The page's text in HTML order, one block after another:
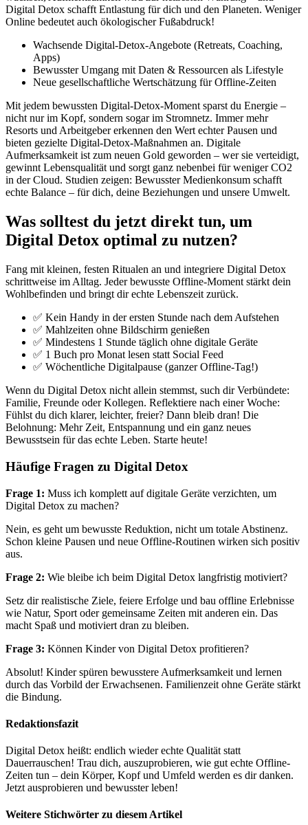
Digital Detox schafft Entlastung für dich und den Planeten. Weniger
Online bedeutet auch ökologischer Fußabdruck!
Wachsende Digital-Detox-Angebote (Retreats, Coaching,
Apps)
Bewusster Umgang mit Daten & Ressourcen als Lifestyle
Neue gesellschaftliche Wertschätzung für Offline-Zeiten
Mit jedem bewussten Digital-Detox-Moment sparst du Energie –
nicht nur im Kopf, sondern sogar im Stromnetz. Immer mehr
Resorts und Arbeitgeber erkennen den Wert echter Pausen und
bieten gezielte Digital-Detox-Maßnahmen an. Digitale
Aufmerksamkeit ist zum neuen Gold geworden – wer sie verteidigt,
gewinnt Lebensqualität und sorgt ganz nebenbei für weniger CO2
in der Cloud. Studien zeigen: Bewusster Medienkonsum schafft
echte Balance – für dich, deine Beziehungen und unsere Umwelt.
Was solltest du jetzt direkt tun, um
Digital Detox optimal zu nutzen?
Fang mit kleinen, festen Ritualen an und integriere Digital Detox
schrittweise im Alltag. Jeder bewusste Offline-Moment stärkt dein
Wohlbefinden und bringt dir echte Lebenszeit zurück.
✅ Kein Handy in der ersten Stunde nach dem Aufstehen
✅ Mahlzeiten ohne Bildschirm genießen
✅ Mindestens 1 Stunde täglich ohne digitale Geräte
✅ 1 Buch pro Monat lesen statt Social Feed
✅ Wöchentliche Digitalpause (ganzer Offline-Tag!)
Wenn du Digital Detox nicht allein stemmst, such dir Verbündete:
Familie, Freunde oder Kollegen. Reflektiere nach einer Woche:
Fühlst du dich klarer, leichter, freier? Dann bleib dran! Die
Belohnung: Mehr Zeit, Entspannung und ein ganz neues
Bewusstsein für das echte Leben. Starte heute!
Häufige Fragen zu Digital Detox
Frage 1: Muss ich komplett auf digitale Geräte verzichten, um
Digital Detox zu machen?
Nein, es geht um bewusste Reduktion, nicht um totale Abstinenz.
Schon kleine Pausen und neue Offline-Routinen wirken sich positiv
aus.
Frage 2: Wie bleibe ich beim Digital Detox langfristig motiviert?
Setz dir realistische Ziele, feiere Erfolge und bau offline Erlebnisse
wie Natur, Sport oder gemeinsame Zeiten mit anderen ein. Das
macht Spaß und motiviert dran zu bleiben.
Frage 3: Können Kinder von Digital Detox profitieren?
Absolut! Kinder spüren bewusstere Aufmerksamkeit und lernen
durch das Vorbild der Erwachsenen. Familienzeit ohne Geräte stärkt
die Bindung.
Redaktionsfazit
Digital Detox heißt: endlich wieder echte Qualität statt
Dauerrauschen! Trau dich, auszuprobieren, wie gut echte Offline-
Zeiten tun – dein Körper, Kopf und Umfeld werden es dir danken.
Jetzt ausprobieren und bewusster leben!
Weitere Stichwörter zu diesem Artikel